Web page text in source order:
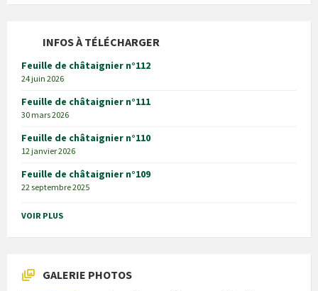
INFOS À TÉLÉCHARGER
Feuille de châtaignier n°112
24 juin 2026
Feuille de châtaignier n°111
30 mars 2026
Feuille de châtaignier n°110
12 janvier 2026
Feuille de châtaignier n°109
22 septembre 2025
VOIR PLUS
GALERIE PHOTOS